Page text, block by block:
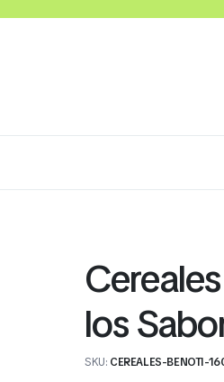
los
SKU: CEREALES-BENOTI-